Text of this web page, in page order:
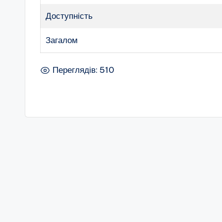
Доступність
Загалом
Переглядів: 510